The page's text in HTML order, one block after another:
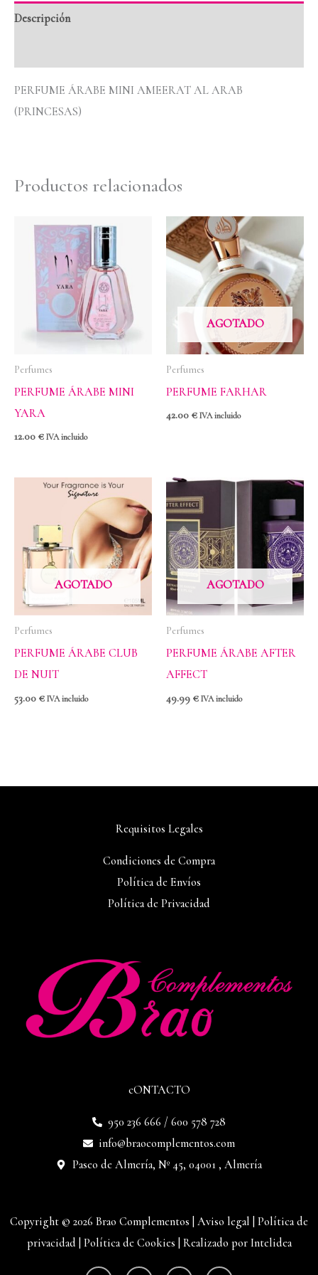
Descripción
PERFUME ÁRABE MINI AMEERAT AL ARAB
(PRINCESAS)
Productos relacionados
Perfumes
PERFUME ÁRABE MINI
YARA
12.00 € IVA incluido
AGOTADO
Perfumes
PERFUME FARHAR
42.00 € IVA incluido
AGOTADO
Perfumes
PERFUME ÁRABE CLUB
DE NUIT
53.00 € IVA incluido
AGOTADO
Perfumes
PERFUME ÁRABE AFTER
AFFECT
49.99 € IVA incluido
cONTACTO
950 236 666 / 600 578 728
info@braocomplementos.com
Paseo de Almería, Nº 45, 04001 , Almería
Requisitos Legales
Condiciones de Compra
Política de Envíos
Política de Privacidad
Copyright © 2026 Brao Complementos | Aviso legal Política de
privacidad Política de Cookies Realizado por Intelidea
W
I
F
E